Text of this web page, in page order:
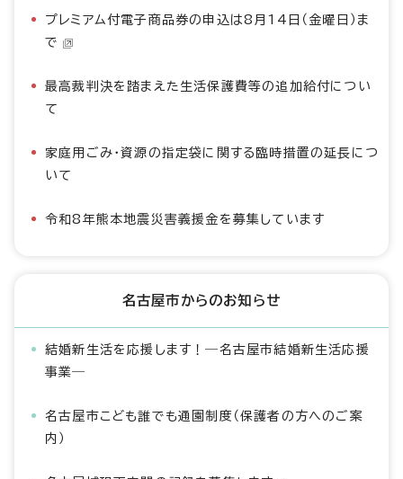
プレミアム付電子商品券の申込は8月14日（金曜日）ま
で
最高裁判決を踏まえた生活保護費等の追加給付につい
て
家庭用ごみ・資源の指定袋に関する臨時措置の延長につ
いて
令和8年熊本地震災害義援金を募集しています
名古屋市からのお知らせ
結婚新生活を応援します！―名古屋市結婚新生活応援
事業―
名古屋市こども誰でも通園制度（保護者の方へのご案
内）